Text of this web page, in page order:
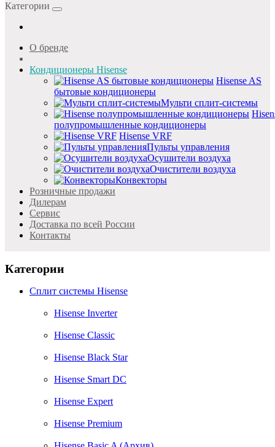
Категории
О бренде
Кондиционеры Hisense
Hisense AS
бытовые кондиционеры
Мульти сплит-системы
полупромышленные кондиционеры
Hisense VRF
Пульты управления
Осушители воздуха
Очистители воздуха
Конвекторы
Розничные продажи
Дилерам
Cервис
Доставка по всей России
Контакты
Категории
Сплит системы Hisense
Hisense Inverter
Hisense Classic
Hisense Black Star
Hisense Smart DC
Hisense Expert
Hisense Premium